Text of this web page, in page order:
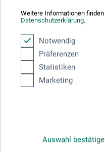
Weitere Informationen
Datenschutzerklärung.
Notwendig
Präferenzen
Statistiken
Marketing
Auswahl
frechverlag
Lovely Pastell –